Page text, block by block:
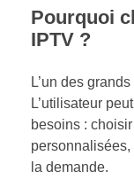
Pourquoi
IPTV ?
L’un des
L’utilisateur
besoins :
la demande.